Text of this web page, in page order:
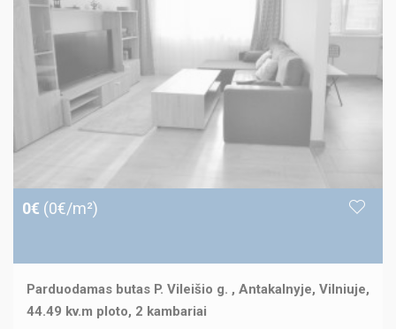
0€ (0€/m²)
Parduodamas butas P. Vileišio g. , Antakalnyje, Vilniuje,
44.49 kv.m ploto, 2 kambariai